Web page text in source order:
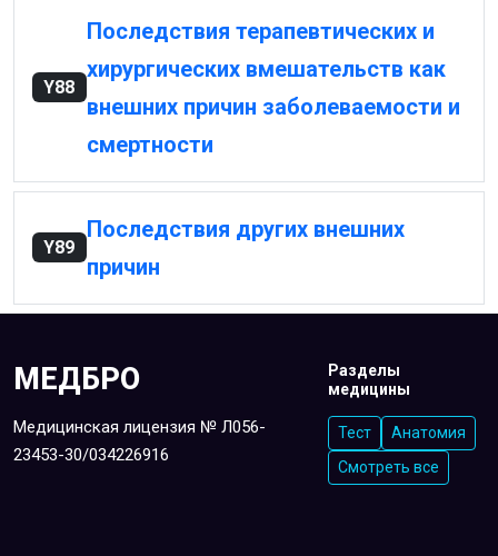
Y88
Последствия терапевтических и
хирургических вмешательств как
внешних причин заболеваемости и
смертности
Y89
Последствия других внешних
причин
МЕДБРО
Медицинская лицензия № Л056-
23453-30/034226916
Разделы
медицины
Тест
Анатомия
Смотреть все